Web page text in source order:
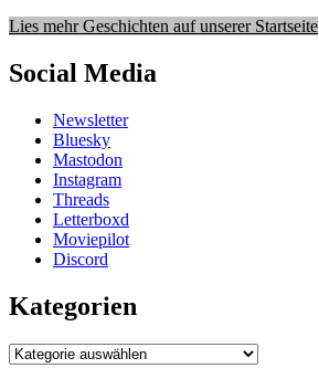
Lies mehr Geschichten auf unserer Startseite
Social Media
Newsletter
Bluesky
Mastodon
Instagram
Threads
Letterboxd
Moviepilot
Discord
Kategorien
Kategorien